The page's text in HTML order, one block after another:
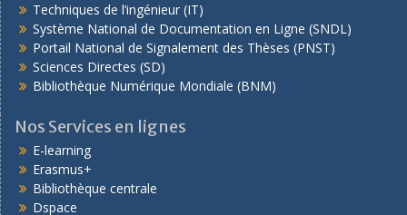
Techniques de l’ingénieur (IT)
Système National de Documentation en Ligne (SNDL)
Portail National de Signalement des Thèses (PNST)
Sciences Directes (SD)
Bibliothèque Numérique Mondiale (BNM)
Nos Services en lignes
E-learning
Erasmus+
Bibliothèque centrale
Dspace